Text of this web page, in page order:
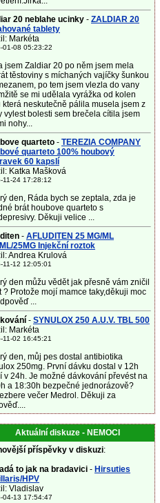
20 neblahe ucinky - ZALDIAR 20
tablety
Markéta
01-08 05:23:22
jsem Zaldiar 20 po něm jsem mela
těstoviny s míchaných vajíčky šunkou
po tem jsem vlezla do vany
se mi udělala vyrážka od kolen
která neskutečně pálila musela jsem z
vylest bolesti sem brečela cítila jsem
nohy...
quarteto - TEREZIA COMPANY
quarteto 100% houbový
60 kapslí
Katka Mašková
11-24 17:28:12
den, Ráda bych se zeptala, zda je
brát houbove quarteto s
Děkuji velice ...
- AFLUDITEN 25 MG/ML
25MG Injekční roztok
Andrea Krulová
11-12 12:05:01
den můžu vědět jak přesně vám zničil
? Protože mojí mamce taky,děkuji moc
...
- SYNULOX 250 A.U.V. TBL 500
Markéta
11-02 16:45:21
den, můj pes dostal antibiotika
250mg. První dávku dostal v 12h
v 24h. Je možné dávkování převést na
a 18:30h bezpečné jednorázově?
večer Medrol. Děkuji za
Aktuální diskuze - NEMOCI
příspěvky v diskuzi:
to jak na bradavici - Hirsuties
HPV
Vladislav
04-13 17:54:47